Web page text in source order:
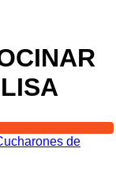
de